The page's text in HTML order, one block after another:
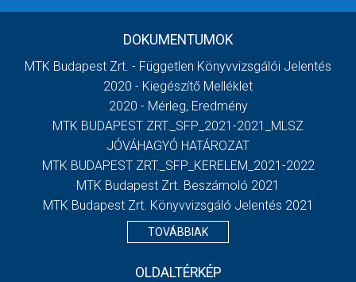
DOKUMENTUMOK
MTK Budapest Zrt. - Független Könyvvizsgálói Jelentés
2020 - Kiegészítő Melléklet
2020 - Mérleg, Eredmény
MTK BUDAPEST ZRT._SFP_2021-2021_MLSZ
JÓVÁHAGYÓ HATÁROZAT
MTK BUDAPEST ZRT._SFP_KERELEM_2021-2022
MTK Budapest Zrt. Beszámoló 2021
MTK Budapest Zrt. Könyvvizsgáló Jelentés 2021
TOVÁBBIAK
OLDALTÉRKÉP